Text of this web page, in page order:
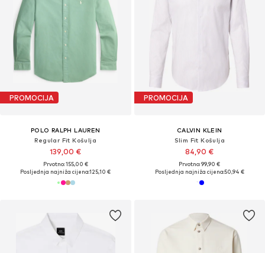
PROMOCIJA
POLO RALPH LAUREN
Regular Fit Košulja
139,00 €
Prvotno: 155,00 €
Posljednja najniža cijena:125,10 €
PROMOCIJA
CALVIN KLEIN
Slim Fit Košulja
84,90 €
Prvotno: 99,90 €
Posljednja najniža cijena:50,94 €